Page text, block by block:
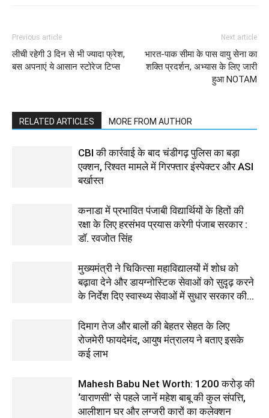
Previous article
लीची रहेगी 3 दिन से भी ज्यादा फ्रेश,
बस अपनाएं ये आसान स्टोरेज टिप्स
Next article
भारत-पाक सीमा के पास वायु सेना का
शक्ति प्रदर्शन, अभ्यास के लिए जारी
हुआ NOTAM
RELATED ARTICLES MORE FROM AUTHOR
CBI की कार्रवाई के बाद चंडीगढ़ पुलिस का बड़ा
एक्शन, रिश्वत मामले में गिरफ्तार इंस्पेक्टर और ASI
बर्खास्त
कनाडा में प्रभावित पंजाबी विद्यार्थियों के हितों की
रक्षा के लिए हरसंभव प्रयास करेगी पंजाब सरकार :
डॉ. रवजोत सिंह
मुख्यमंत्री ने चिकित्सा महाविद्यालयों में शोध को
बढ़ावा देने और डायग्नोस्टिक सेवाओं को सुदृढ़ करने
के निर्देश दिए स्वास्थ्य सेवाओं में सुधार सरकार की...
दिमाग तेज और बालों की बेहतर सेहत के लिए
रोजमेरी फायदेमंद, आयुष मंत्रालय ने बताए इसके
कई लाभ
Mahesh Babu Net Worth: 1200 करोड़ की
‘वाराणसी’ से पहले जानें महेश बाबू की कुल संपत्ति,
आलीशान घर और लग्जरी कारों का कलेक्शन